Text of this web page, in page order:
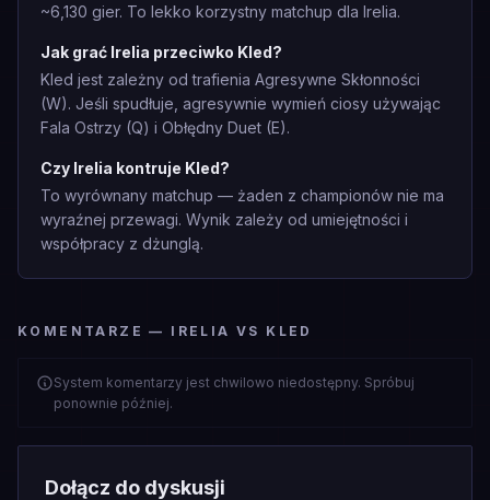
~6,130 gier. To lekko korzystny matchup dla Irelia.
Jak grać Irelia przeciwko Kled?
Kled jest zależny od trafienia Agresywne Skłonności
(W). Jeśli spudłuje, agresywnie wymień ciosy używając
Fala Ostrzy (Q) i Obłędny Duet (E).
Czy Irelia kontruje Kled?
To wyrównany matchup — żaden z championów nie ma
wyraźnej przewagi. Wynik zależy od umiejętności i
współpracy z dżunglą.
KOMENTARZE — IRELIA VS KLED
System komentarzy jest chwilowo niedostępny. Spróbuj
ponownie później.
Dołącz do dyskusji